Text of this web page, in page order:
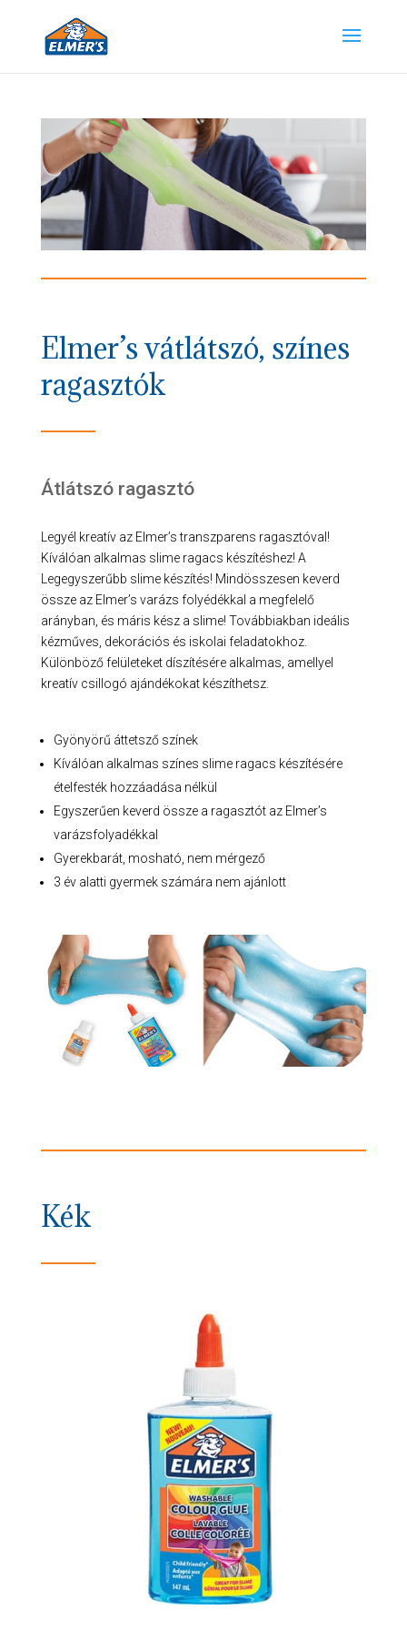
Elmer’s vátlátszó, színes
ragasztók
Átlátszó ragasztó
Legyél kreatív az Elmer’s transzparens ragasztóval!
Kíválóan alkalmas slime ragacs készítéshez! A
Legegyszerűbb slime készítés! Mindösszesen keverd
össze az Elmer’s varázs folyédékkal a megfelelő
arányban, és máris kész a slime! Továbbiakban ideális
kézműves, dekorációs és iskolai feladatokhoz.
Különböző felületeket díszítésére alkalmas, amellyel
kreatív csillogó ajándékokat készíthetsz.
Gyönyörű áttetsző színek
Kíválóan alkalmas színes slime ragacs készítésére
ételfesték hozzáadása nélkül
Egyszerűen keverd össze a ragasztót az Elmer’s
varázsfolyadékkal
Gyerekbarát, mosható, nem mérgező
3 év alatti gyermek számára nem ajánlott
Kék